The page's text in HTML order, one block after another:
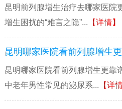
昆明前列腺增生治疗去哪家医院
增生困扰的“难言之隐”... 【详情】
昆明哪家医院看前列腺增生
昆明哪家医院看前列腺增生更靠
中老年男性常见的泌尿系... 【详